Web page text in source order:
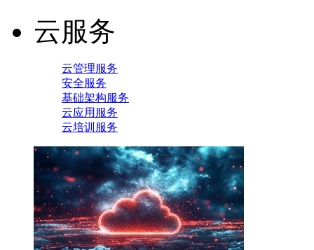
云服务
云管理服务
安全服务
基础架构服务
云应用服务
云培训服务